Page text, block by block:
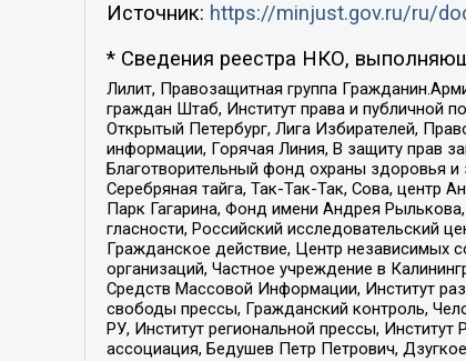
Источник: https://minjust.gov.ru/ru/
* Сведения реестра НКО,
Лилит, Правозащитная группа
граждан Штаб, Институт права и публичной
Открытый Петербург, Лига Избирателей,
информации, Горячая Линия, В защиту прав
Благотворительный фонд охраны здоровья
Серебряная тайга, Так-Так-Так, Сова, центр
Парк Гагарина, Фонд имени Андрея
гласности, Российский исследовательский
Гражданское действие, Центр
организаций, Частное учреждение в
Средств Массовой Информации, Институт
свободы прессы, Гражданский контроль,
РУ, Институт региональной прессы,
ассоциация, Бедушев Петр Петрович,